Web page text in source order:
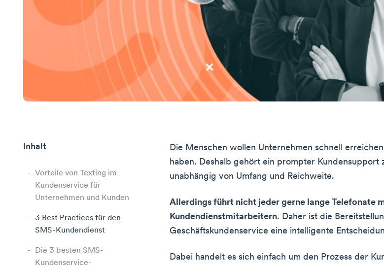
Inhalt
Vorteile von Texting im
Kundenservice für
Unternehmen und Kunden
3 Best Practices für den
SMS-Kundendienst
Die 3 besten SMS-
Kundenservice-
Die Menschen wollen Unternehmen schnell
haben. Deshalb gehört ein prompter Kundensupport
unabhängig von Umfang und Reichweite.
Allerdings führt nicht jeder gerne lange Telefonate
Kundendienstmitarbeitern. Daher ist die
Geschäftskundenservice eine intelligente
Dabei handelt es sich einfach um den Prozess der